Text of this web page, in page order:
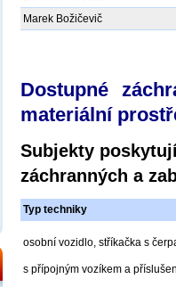
Marek Božičevič
Dostupné
materiální
Subjekty
záchranných a
Typ techniky
osobní vozidlo, stříkačka s
s přípojným vozíkem a